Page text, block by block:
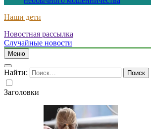
Наши дети
Новостная рассылка
Случайные новости
Меню
Найти:
Заголовки